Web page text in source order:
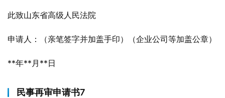
此致山东省高级人民法院
申请人：（亲笔签字并加盖手印）（企业公司等加盖公章）
**年**月**日
民事再审申请书7